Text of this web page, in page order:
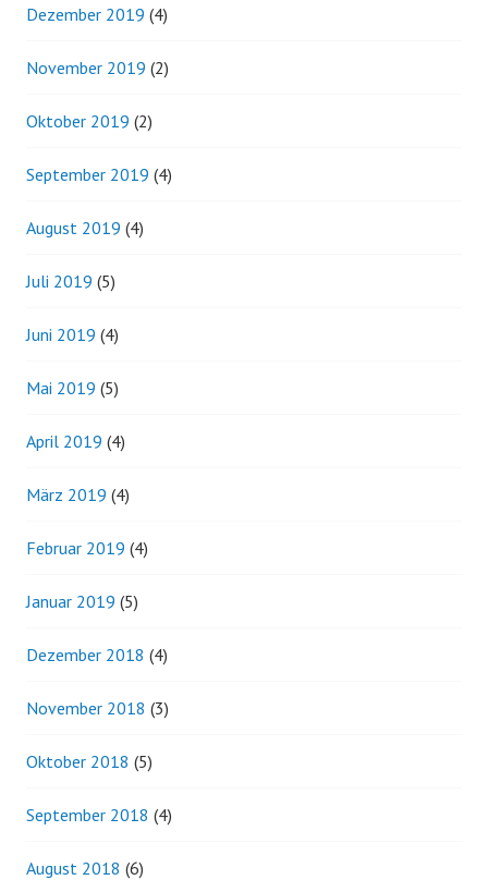
Dezember 2019 (4)
November 2019 (2)
Oktober 2019 (2)
September 2019 (4)
August 2019 (4)
Juli 2019 (5)
Juni 2019 (4)
Mai 2019 (5)
April 2019 (4)
März 2019 (4)
Februar 2019 (4)
Januar 2019 (5)
Dezember 2018 (4)
November 2018 (3)
Oktober 2018 (5)
September 2018 (4)
August 2018 (6)